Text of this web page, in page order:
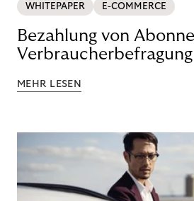
WHITEPAPER E-COMMERCE
Bezahlung von
Verbraucherbefragung
MEHR LESEN